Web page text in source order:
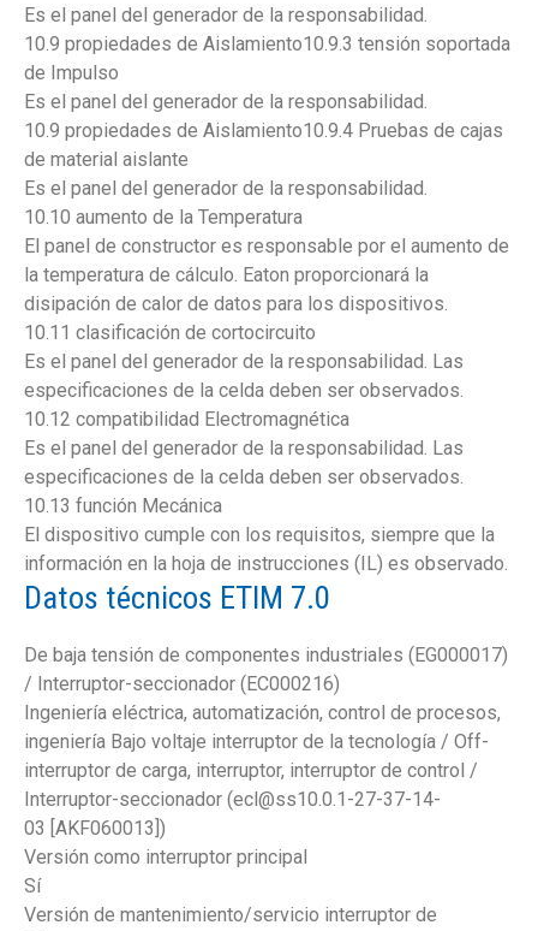
Es el panel del generador de la responsabilidad.
10.9 propiedades de Aislamiento10.9.3 tensión soportada
de Impulso
Es el panel del generador de la responsabilidad.
10.9 propiedades de Aislamiento10.9.4 Pruebas de cajas
de material aislante
Es el panel del generador de la responsabilidad.
10.10 aumento de la Temperatura
El panel de constructor es responsable por el aumento de
la temperatura de cálculo. Eaton proporcionará la
disipación de calor de datos para los dispositivos.
10.11 clasificación de cortocircuito
Es el panel del generador de la responsabilidad. Las
especificaciones de la celda deben ser observados.
10.12 compatibilidad Electromagnética
Es el panel del generador de la responsabilidad. Las
especificaciones de la celda deben ser observados.
10.13 función Mecánica
El dispositivo cumple con los requisitos, siempre que la
información en la hoja de instrucciones (IL) es observado.
Datos técnicos ETIM 7.0
De baja tensión de componentes industriales (EG000017)
/ Interruptor-seccionador (EC000216)
Ingeniería eléctrica, automatización, control de procesos,
ingeniería Bajo voltaje interruptor de la tecnología / Off-
interruptor de carga, interruptor, interruptor de control /
Interruptor-seccionador (ecl@ss10.0.1-27-37-14-
03 [AKF060013])
Versión como interruptor principal
Sí
Versión de mantenimiento/servicio interruptor de